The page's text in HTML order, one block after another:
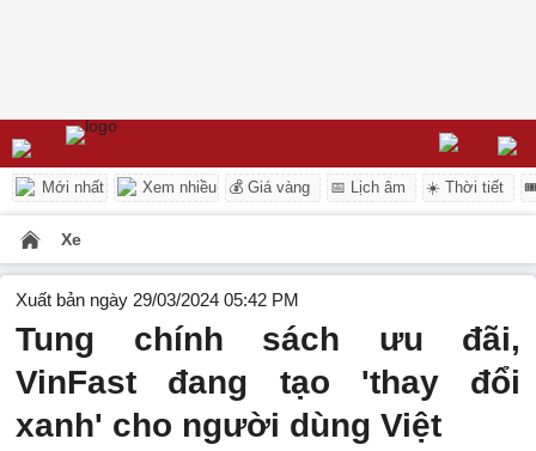
Mới nhất Xem nhiều 💰 Giá vàng 📅 Lịch âm ☀️ Thời tiết
Xe
Xuất bản ngày 29/03/2024 05:42 PM
Tung chính sách ưu đãi,
VinFast đang tạo 'thay đổi
xanh' cho người dùng Việt